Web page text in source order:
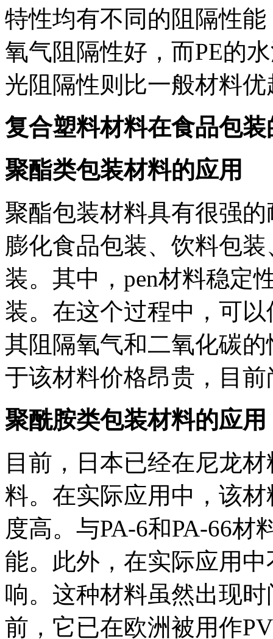
特性均有不同的阻隔性
氧气阻隔性好，而PE的
光阻隔性则比一般材料优
复合塑料材料在食品包装
聚酯类包装材料的应用
聚酯包装材料具有很强
膨化食品包装、饮料包
装。其中，pen材料稳定
装。在这个过程中，可
其阻隔氧气和二氧化碳
于该材料价格昂贵，目
聚酰胺类包装材料的应用
目前，日本已经在尼龙
料。在实际应用中，该
度高。与PA-6和PA-66
能。此外，在实际应用
响。这种材料虽然出现
前，它已在欧洲被用作